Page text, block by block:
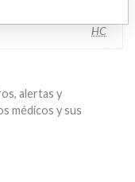
HC
alertas y
médicos y sus